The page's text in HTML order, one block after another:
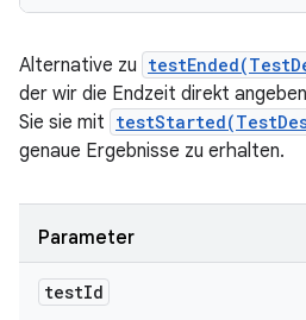
Alternative zu
der wir die Endzeit direkt
Sie sie mit
genaue Ergebnisse zu erhalten.
Parameter
testId